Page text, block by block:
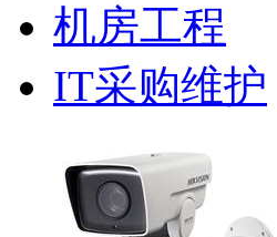
机房工程
IT采购维护